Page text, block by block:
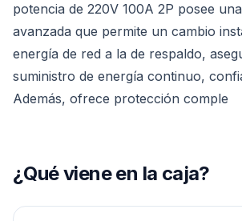
potencia de 220V 100A 2P posee
avanzada que permite un cambio
energía de red a la de respaldo,
suministro de energía continuo,
Además, ofrece protección comple
¿Qué viene en la caja?